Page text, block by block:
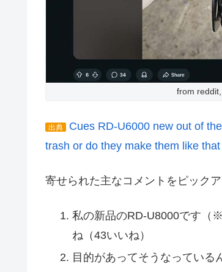
from
出典
Cues RD-U6000 new out of
trash or do they make them like
寄せられた主なコメントをピックア
私の新品のRD-U8000です（
ね（43いいね）
目的があってそうなっている